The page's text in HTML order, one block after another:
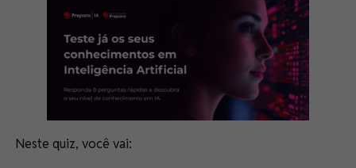
Neste quiz, você vai: